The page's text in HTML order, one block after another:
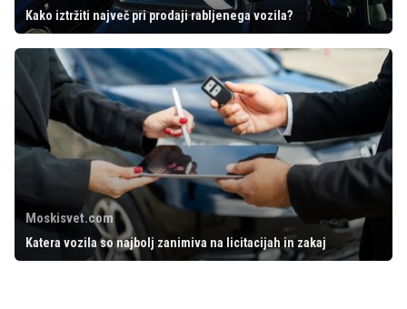
Kako iztržiti največ pri prodaji rabljenega vozila?
Moskisvet.com
Katera vozila so najbolj zanimiva na licitacijah in zakaj